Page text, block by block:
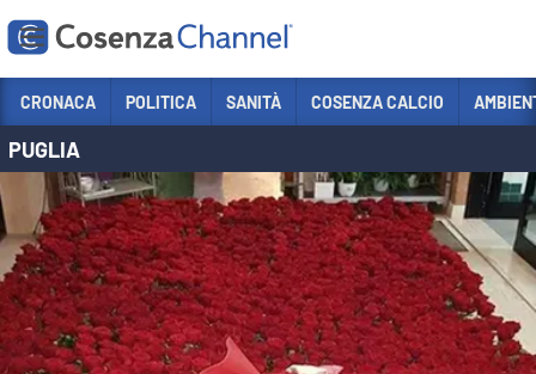
Sezioni
CRONACA
POLITICA
COSENZA CALCIO
ECONOMIA E LAVORO
ITALIA MONDO
CRONACA POLITICA SANITÀ COSENZA CALCIO
PUGLIA